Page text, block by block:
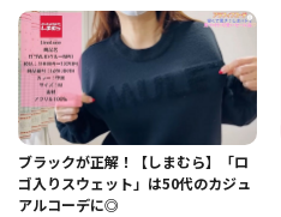
ブラックが正解！【しまむら】「ロ
ゴ入りスウェット」は50代のカジュ
アルコーデに◎